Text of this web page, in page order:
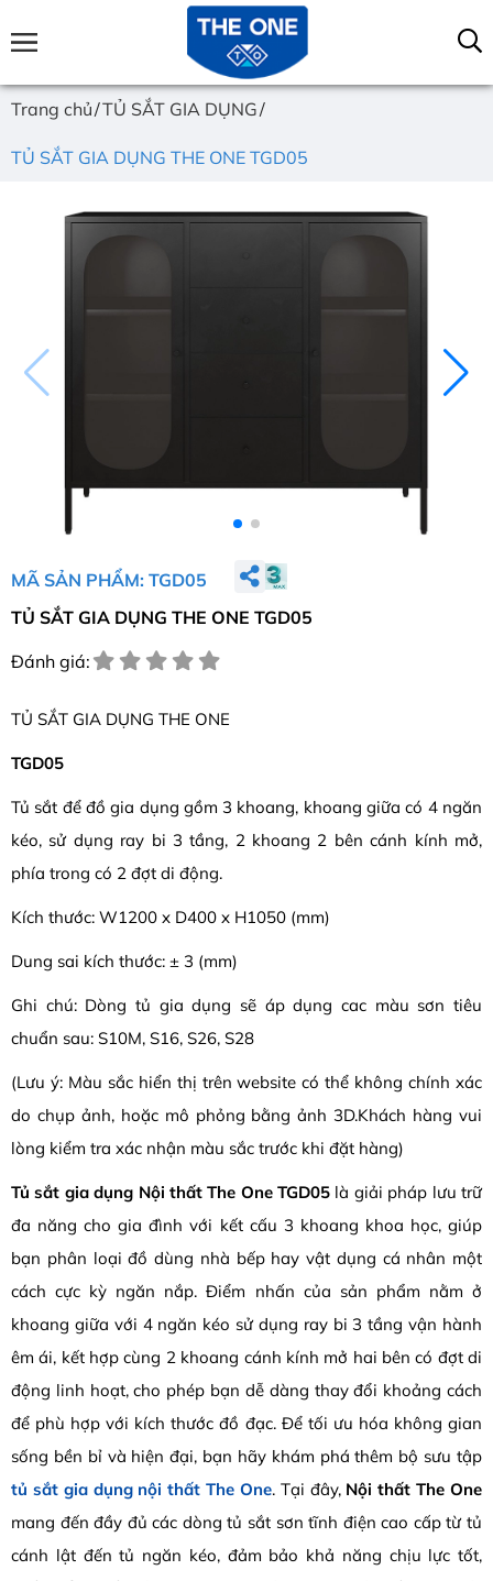
Trang chủ TỦ SẮT GIA DỤNG
TỦ SẮT GIA DỤNG THE ONE TGD05
MÃ SẢN PHẨM: TGD05
TỦ SẮT GIA DỤNG THE ONE TGD05
Đánh giá:
TỦ SẮT GIA DỤNG THE ONE
TGD05
Tủ sắt để đồ gia dụng gồm 3 khoang, khoang giữa có 4 ngăn
kéo, sử dụng ray bi 3 tầng, 2 khoang 2 bên cánh kính mở,
phía trong có 2 đợt di động.
Kích thước: W1200 x D400 x H1050 (mm)
Dung sai kích thước: ± 3 (mm)
Ghi chú: Dòng tủ gia dụng sẽ áp dụng cac màu sơn tiêu
chuẩn sau: S10M, S16, S26, S28
(Lưu ý: Màu sắc hiển thị trên website có thể không chính xác
do chụp ảnh, hoặc mô phỏng bằng ảnh 3D.Khách hàng vui
lòng kiểm tra xác nhận màu sắc trước khi đặt hàng)
Tủ sắt gia dụng Nội thất The One TGD05 là giải pháp lưu trữ
đa năng cho gia đình với kết cấu 3 khoang khoa học, giúp
bạn phân loại đồ dùng nhà bếp hay vật dụng cá nhân một
cách cực kỳ ngăn nắp. Điểm nhấn của sản phẩm nằm ở
khoang giữa với 4 ngăn kéo sử dụng ray bi 3 tầng vận hành
êm ái, kết hợp cùng 2 khoang cánh kính mở hai bên có đợt di
động linh hoạt, cho phép bạn dễ dàng thay đổi khoảng cách
để phù hợp với kích thước đồ đạc. Để tối ưu hóa không gian
sống bền bỉ và hiện đại, bạn hãy khám phá thêm bộ sưu tập
tủ sắt gia dụng nội thất The One. Tại đây, Nội thất The One
mang đến đầy đủ các dòng tủ sắt sơn tĩnh điện cao cấp từ tủ
cánh lật đến tủ ngăn kéo, đảm bảo khả năng chịu lực tốt,